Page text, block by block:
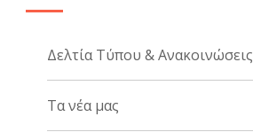
Δελτία Τύπου & Ανακοινώσεις
Τα νέα μας